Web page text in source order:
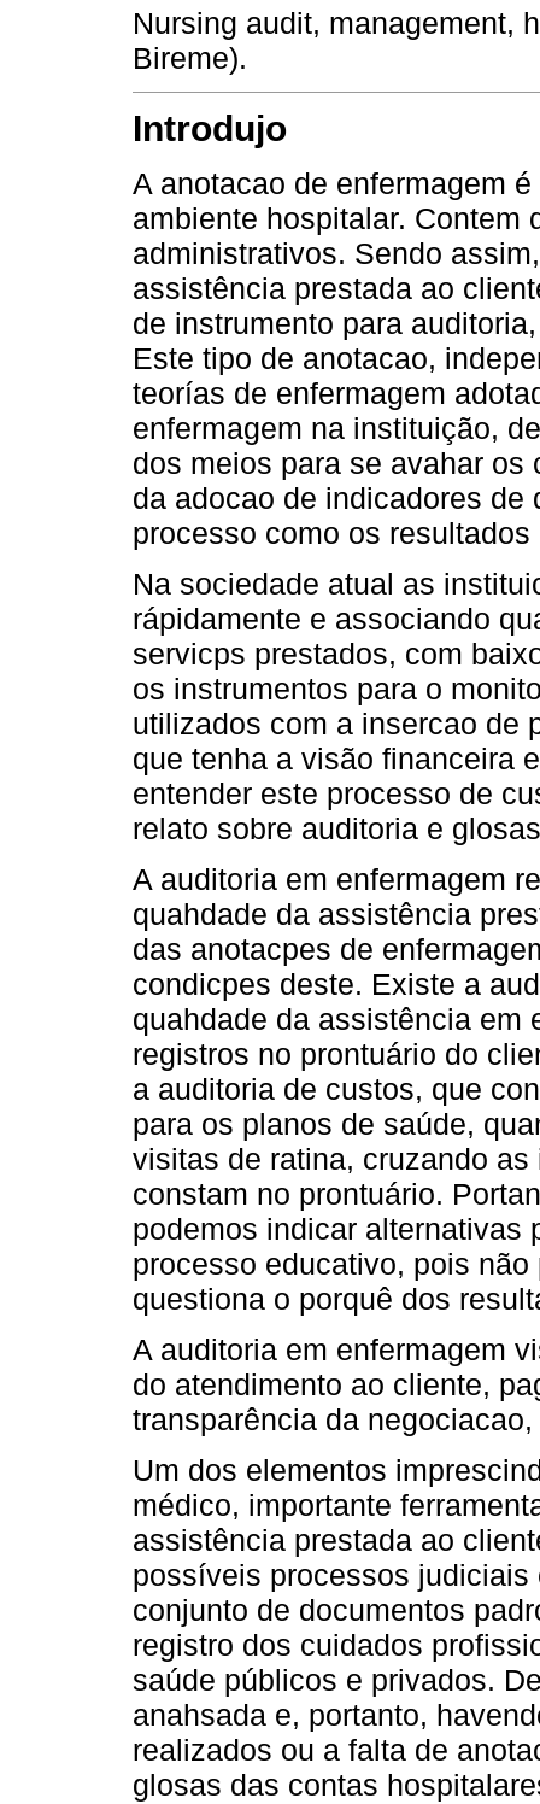
Nursing audit, management,
Bireme).
Introdujo
A anotacao de enfermagem
ambiente hospitalar. Contem
administrativos. Sendo
assistência prestada ao
de instrumento para
Este tipo de anotacao,
teorías de enfermagem
enfermagem na instituição,
dos meios para se avahar
da adocao de indicadores de
processo como os
Na sociedade atual as
rápidamente e associando
servicps prestados, com
os instrumentos para o
utilizados com a insercao de
que tenha a visão financeira
entender este processo de
relato sobre auditoria e
A auditoria em enfermagem
quahdade da assistência
das anotacpes de
condicpes deste. Existe a
quahdade da assistência em
registros no prontuário do
a auditoria de custos, que
para os planos de saúde,
visitas de ratina, cruzando
constam no prontuário.
podemos indicar alternativas
processo educativo, pois
questiona o porquê dos
A auditoria em enfermagem
do atendimento ao cliente,
transparência da
Um dos elementos
médico, importante
assistência prestada ao
possíveis processos
conjunto de documentos
registro dos cuidados
saúde públicos e privados.
anahsada e, portanto,
realizados ou a falta de
glosas das contas